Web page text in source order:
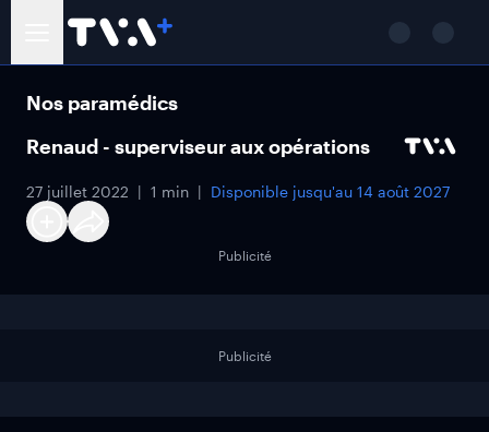
Nos paramédics
Renaud - superviseur aux opérations
27 juillet 2022 1 min Disponible jusqu'au 14 août 2027
Publicité
Publicité